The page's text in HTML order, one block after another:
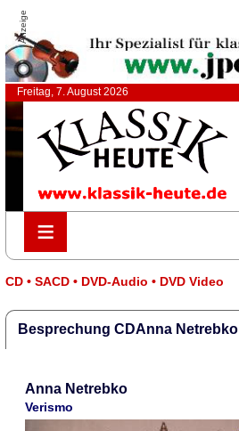
Anzeige
Freitag, 7. August 2026
≡
≡
CD • SACD • DVD-Audio • DVD Video
Besprechung CDAnna Netrebko
Anna Netrebko
Verismo